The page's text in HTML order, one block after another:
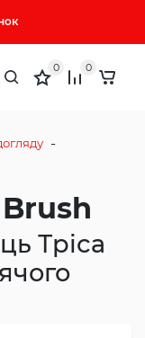
0 0
-
Тріса